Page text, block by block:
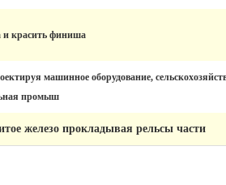
красить финиша
машинное оборудование,
промыш
железо прокладывая рельсы части